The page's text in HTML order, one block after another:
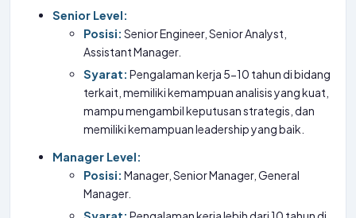
Senior Level:
Posisi: Senior Engineer, Senior Analyst,
Assistant Manager.
Syarat: Pengalaman kerja 5-10 tahun di bidang
terkait, memiliki kemampuan analisis yang kuat,
mampu mengambil keputusan strategis, dan
memiliki kemampuan leadership yang baik.
Manager Level:
Posisi: Manager, Senior Manager, General
Manager.